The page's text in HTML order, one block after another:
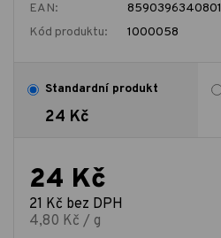
EAN:
8590396340801
Kód produktu:
1000058
Standardní produkt
24 Kč
24 Kč
21 Kč bez DPH
4,80 Kč / g